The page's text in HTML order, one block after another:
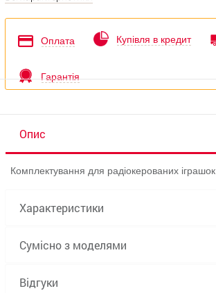
Оплата Купівля в кредит
Гарантія
Опис
Комплектування для радіокерованих іграшок
Характеристики
Сумісно з моделями
Відгуки